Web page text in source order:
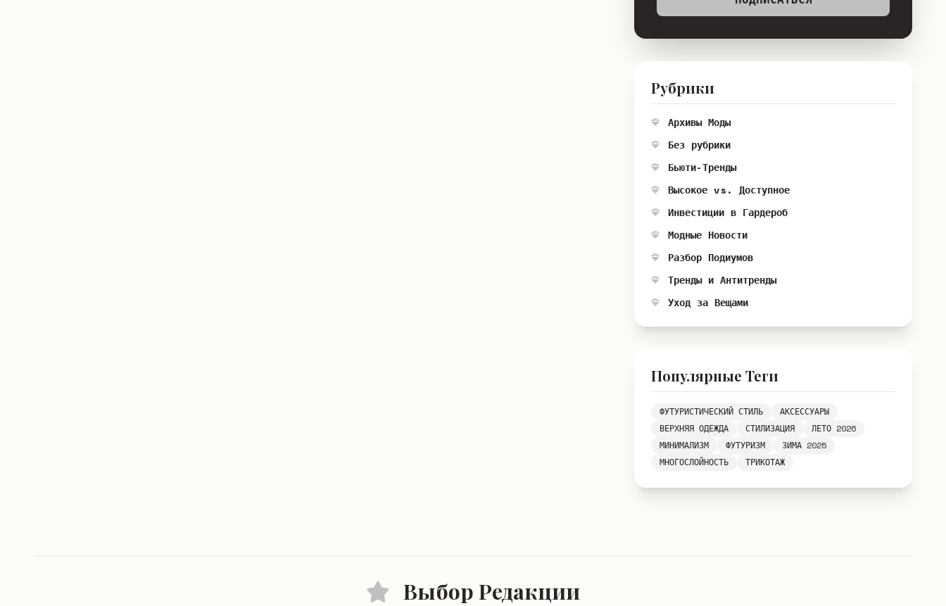
Рубрики
Архивы Моды
Без рубрики
Бьюти-Тренды
Высокое vs. Доступное
Инвестиции в Гардероб
Модные Новости
Разбор Подиумов
Тренды и Антитренды
Уход за Вещами
Популярные Теги
ФУТУРИСТИЧЕСКИЙ СТИЛЬ
АКСЕССУАРЫ
ВЕРХНЯЯ ОДЕЖДА
СТИЛИЗАЦИЯ
ЛЕТО 2026
МИНИМАЛИЗМ
ФУТУРИЗМ
ЗИМА 2025
МНОГОСЛОЙНОСТЬ
ТРИКОТАЖ
Выбор Редакции